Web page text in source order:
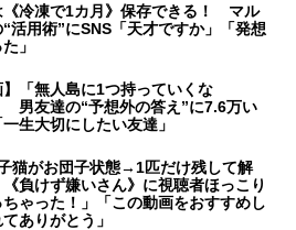
《冷凍で1カ月》保存できる！ マル
“活用術”にSNS「天才ですか」「発想
」
】「無人島に1つ持っていくな
男友達の“予想外の答え”に7.6万い
生大切にしたい友達」
猫がお団子状態→1匹だけ残して解
負けず嫌いさん》に視聴者ほっこり
ちゃった！」「この動画をおすすめし
ありがとう」